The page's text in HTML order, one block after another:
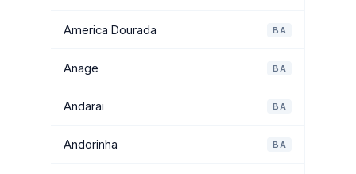
America Dourada BA
Anage BA
Andarai BA
Andorinha BA